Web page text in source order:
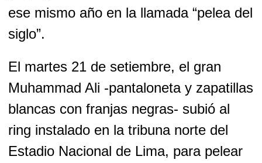
ese mismo año en la llamada “pelea del
siglo”.
El martes 21 de setiembre, el gran
Muhammad Ali -pantaloneta y zapatillas
blancas con franjas negras- subió al
ring instalado en la tribuna norte del
Estadio Nacional de Lima, para pelear